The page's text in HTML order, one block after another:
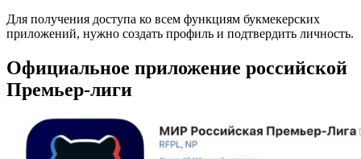
Для получения доступа ко всем функциям букмекерских
приложений, нужно создать профиль и подтвердить личность.
Официальное приложение российской
Премьер-лиги